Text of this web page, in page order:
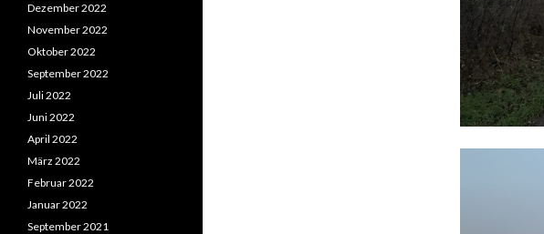
Dezember 2022
November 2022
Oktober 2022
September 2022
Juli 2022
Juni 2022
April 2022
März 2022
Februar 2022
Januar 2022
September 2021